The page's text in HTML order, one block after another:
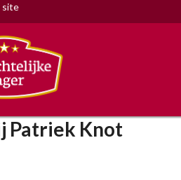
site
Patriek Knot